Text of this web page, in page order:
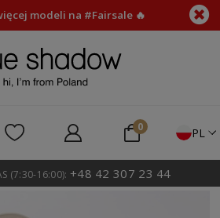
modeli na #Fairsale 🔥
PL
(7:30-16:00): +48 42 307 23 44